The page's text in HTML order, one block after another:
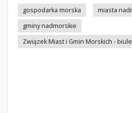
gospodarka morska
miasta
gminy nadmorskie
Związek Miast i Gmin Morskich -